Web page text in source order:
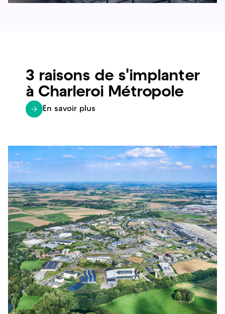
3 raisons de s'implanter
à Charleroi Métropole
En savoir plus